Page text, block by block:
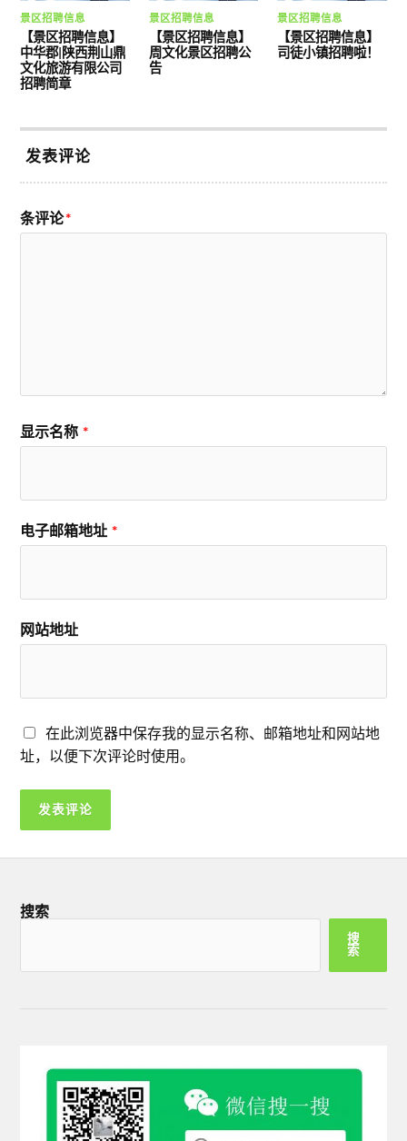
景区招聘信息
【景区招聘信息】
中华郡|陕西荆山鼎
文化旅游有限公司
招聘简章
景区招聘信息
【景区招聘信息】
周文化景区招聘公
告
景区招聘信息
【景区招聘信息】
司徒小镇招聘啦！
发表评论
条评论*
显示名称 *
电子邮箱地址 *
网站地址
在此浏览器中保存我的显示名称、邮箱地址和网站地
址，以便下次评论时使用。
搜索
搜
索